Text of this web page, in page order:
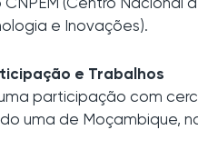
CNPEM (Centro Nacional
e Inovações).
e Trabalhos
participação com
uma de Moçambique,